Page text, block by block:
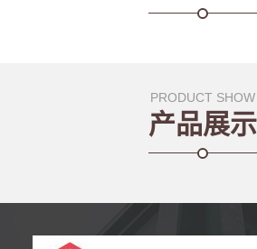
PRODUCT SHOW
产品展示